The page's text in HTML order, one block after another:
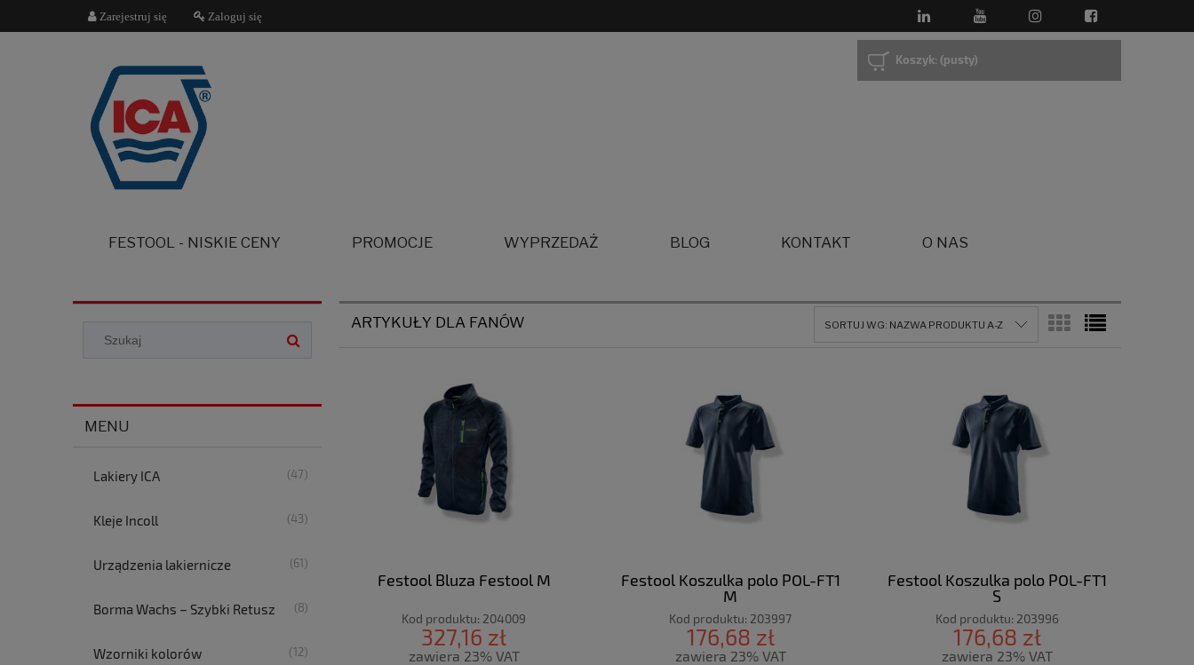
Zarejestruj się Zaloguj się
Koszyk: (pusty)
FESTOOL - NISKIE CENY PROMOCJE WYPRZEDAŻ BLOG KONTAKT O NAS
MENU
Lakiery ICA (47)
Kleje Incoll (43)
Urządzenia lakiernicze (61)
Borma Wachs – Szybki Retusz (8)
Wzorniki kolorów (12)
ARTYKUŁY DLA FANÓW SORTUJ WG: NAZWA PRODUKTU A-Z
Festool Bluza Festool M
Kod produktu: 204009
327,16 zł
zawiera 23% VAT
Festool Koszulka polo POL-FT1
M
Kod produktu: 203997
176,68 zł
zawiera 23% VAT
Festool Koszulka polo POL-FT1
S
Kod produktu: 203996
176,68 zł
zawiera 23% VAT